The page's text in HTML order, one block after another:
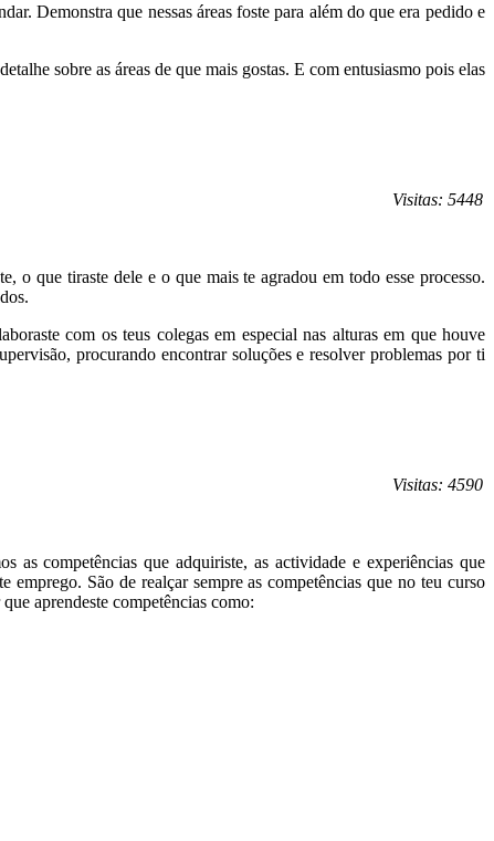
Demonstra que nessas áreas foste para além do que era pedido e
sobre as áreas de que mais gostas. E com entusiasmo pois elas
Visitas: 5448
o que tiraste dele e o que mais te agradou em todo esse processo.
com os teus colegas em especial nas alturas em que houve
procurando encontrar soluções e resolver problemas por ti
Visitas: 4590
as competências que adquiriste, as actividade e experiências que
emprego. São de realçar sempre as competências que no teu curso
aprendeste competências como: